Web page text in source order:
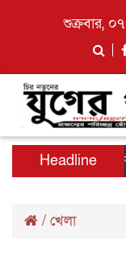
শুক্রবার,
Headline
বাসা উদ্বোধন
/ খেলা